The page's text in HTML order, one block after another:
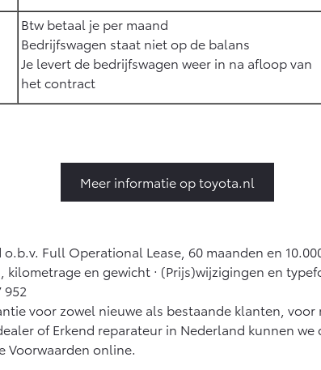
Btw betaal je per maand
Bedrijfswagen staat niet op de balans
Je levert de bedrijfswagen weer in na afloop van
het contract
Meer informatie op toyota.nl
Full Operational Lease, 60 maanden en
en gewicht · (Prijs)wijzigingen en
952
voor zowel nieuwe als bestaande klanten,
of Erkend reparateur in Nederland kunnen
Voorwaarden online.